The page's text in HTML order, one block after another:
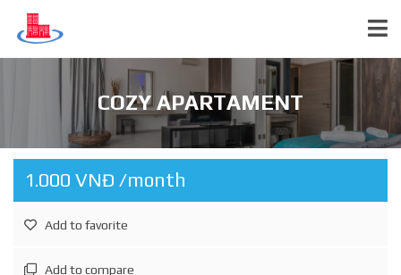
COZY APARTAMENT
1.000 VNĐ /month
Add to favorite
Add to compare